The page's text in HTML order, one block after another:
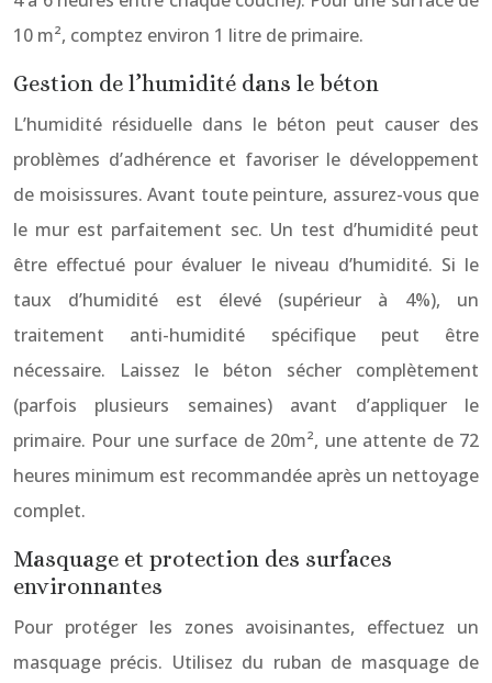
10 m², comptez environ 1 litre de primaire.
Gestion de l’humidité dans le béton
L’humidité résiduelle dans le béton peut causer des
problèmes d’adhérence et favoriser le développement
de moisissures. Avant toute peinture, assurez-vous que
le mur est parfaitement sec. Un test d’humidité peut
être effectué pour évaluer le niveau d’humidité. Si le
taux d’humidité est élevé (supérieur à 4%), un
traitement anti-humidité spécifique peut être
nécessaire. Laissez le béton sécher complètement
(parfois plusieurs semaines) avant d’appliquer le
primaire. Pour une surface de 20m², une attente de 72
heures minimum est recommandée après un nettoyage
complet.
Masquage et protection des surfaces
environnantes
Pour protéger les zones avoisinantes, effectuez un
masquage précis. Utilisez du ruban de masquage de